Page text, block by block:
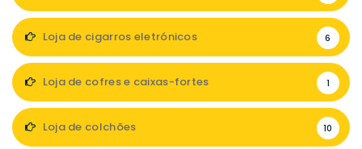
Loja de cigarros eletrónicos 6
Loja de cofres e caixas-fortes 1
Loja de colchões 10